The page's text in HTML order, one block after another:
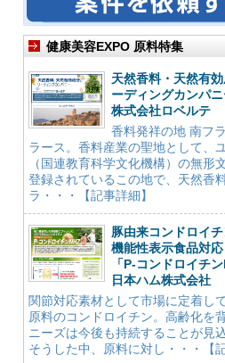
健康美容EXPO 原料特集
天然香料・天然有効
ーディングカンパ
株式会社ロベルテ
香料発祥の地 南フ
ラース。香料産業の聖地として、
（国連教育科学文化機構）の無形
登録されているこの地で、天然香
ラ・・・【記事詳細】
豚由来コンドロイ
機能性表示食品対応
「P-コンドロイチン
日本ハム株式会社
関節対応素材として市場に定着し
原料のコンドロイチン。高齢化を
ニーズは今後も持続することが見
そうした中、原料に対し・・・【